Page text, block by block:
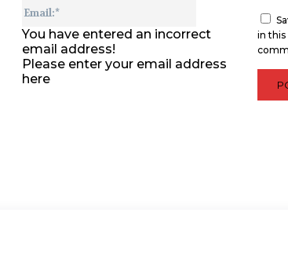
You have entered an incorrect
email address!
Please enter your email address
here
in